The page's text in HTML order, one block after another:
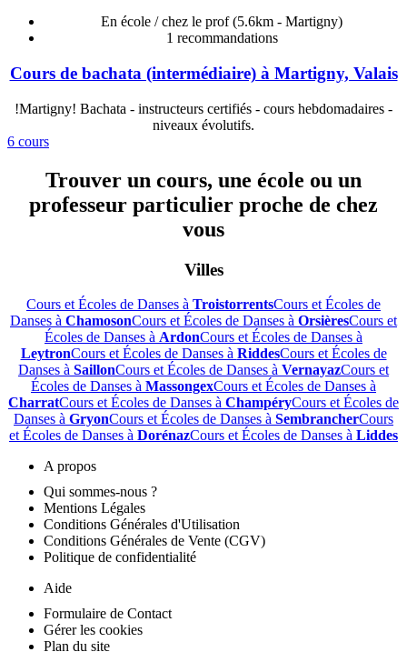
En école / chez le prof(5.6km - Martigny)
1 recommandations
Cours de bachata (intermédiaire) à Martigny, Valais
!Martigny! Bachata - instructeurs certifiés - cours hebdomadaires -
niveaux évolutifs.
6 cours
Trouver un cours, une école ou un
professeur particulier proche de chez
vous
Villes
Cours et Écoles de Danses à TroistorrentsCours et Écoles de
Danses à ChamosonCours et Écoles de Danses à OrsièresCours et
Écoles de Danses à ArdonCours et Écoles de Danses à
LeytronCours et Écoles de Danses à RiddesCours et Écoles de
Danses à SaillonCours et Écoles de Danses à VernayazCours et
Écoles de Danses à MassongexCours et Écoles de Danses à
CharratCours et Écoles de Danses à ChampéryCours et Écoles de
Danses à GryonCours et Écoles de Danses à SembrancherCours
et Écoles de Danses à DorénazCours et Écoles de Danses à Liddes
A propos
Qui sommes-nous ?
Mentions Légales
Conditions Générales d'Utilisation
Conditions Générales de Vente (CGV)
Politique de confidentialité
Aide
Formulaire de Contact
Gérer les cookies
Plan du site